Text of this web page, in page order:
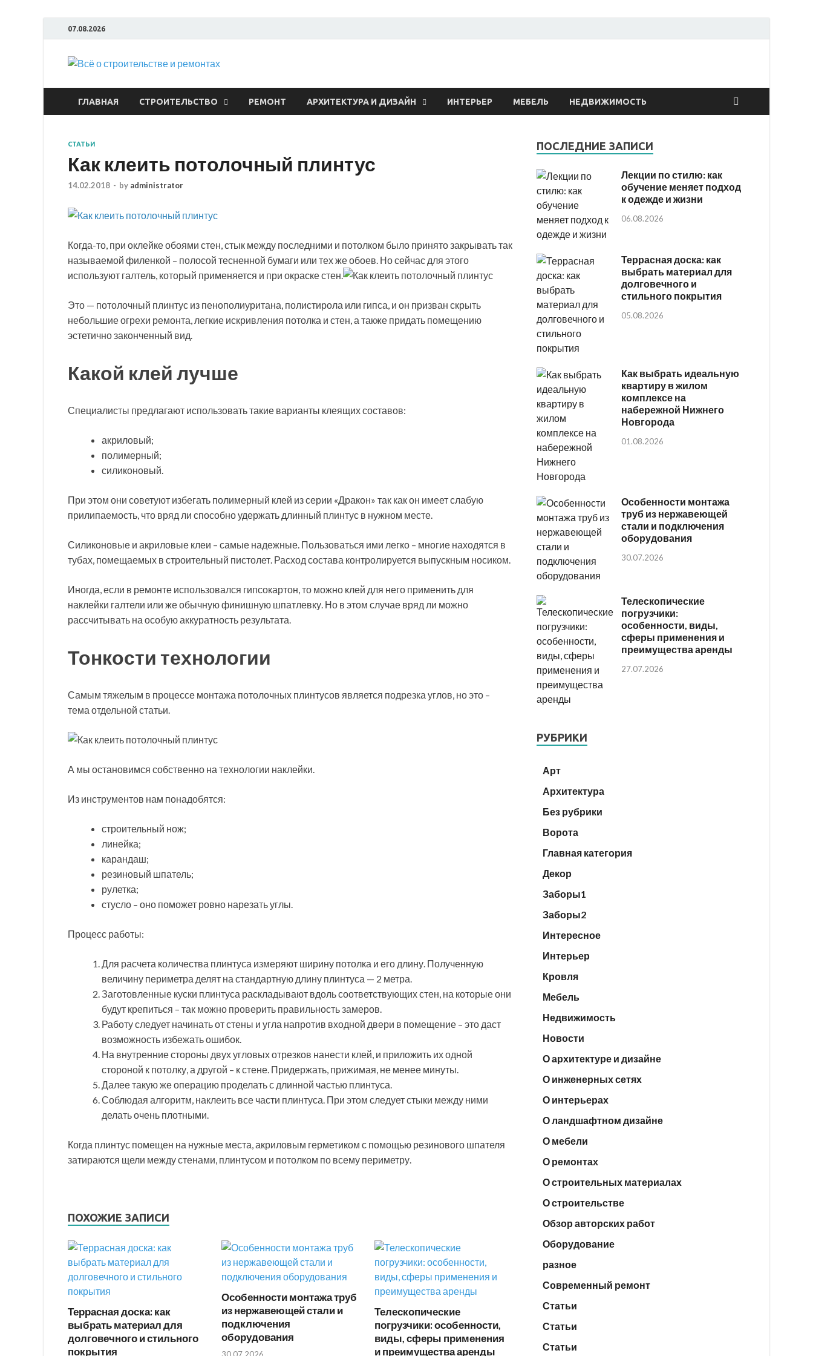
07.08.2026
Всё о строительстве и ремонтах
ГЛАВНАЯ СТРОИТЕЛЬСТВО РЕМОНТ АРХИТЕКТУРА И ДИЗАЙН ИНТЕРЬЕР МЕБЕЛЬ НЕДВИЖИМОСТЬ
СТАТЬИ
Как клеить потолочный плинтус
14.02.2018 - by administrator
Когда-то, при оклейке обоями стен, стык между последними и потолком было принято закрывать так
называемой филенкой – полосой тесненной бумаги или тех же обоев. Но сейчас для этого
используют галтель, который применяется и при окраске стен.
Это — потолочный плинтус из пенополиуритана, полистирола или гипса, и он призван скрыть
небольшие огрехи ремонта, легкие искривления потолка и стен, а также придать помещению
эстетично законченный вид.
Какой клей лучше
Специалисты предлагают использовать такие варианты клеящих составов:
акриловый;
полимерный;
силиконовый.
При этом они советуют избегать полимерный клей из серии «Дракон» так как он имеет слабую
прилипаемость, что вряд ли способно удержать длинный плинтус в нужном месте.
Силиконовые и акриловые клеи – самые надежные. Пользоваться ими легко – многие находятся в
тубах, помещаемых в строительный пистолет. Расход состава контролируется выпускным носиком.
Иногда, если в ремонте использовался гипсокартон, то можно клей для него применить для
наклейки галтели или же обычную финишную шпатлевку. Но в этом случае вряд ли можно
рассчитывать на особую аккуратность результата.
Тонкости технологии
Самым тяжелым в процессе монтажа потолочных плинтусов является подрезка углов, но это –
тема отдельной статьи.
А мы остановимся собственно на технологии наклейки.
Из инструментов нам понадобятся:
строительный нож;
линейка;
карандаш;
резиновый шпатель;
рулетка;
стусло – оно поможет ровно нарезать углы.
Процесс работы:
Для расчета количества плинтуса измеряют ширину потолка и его длину. Полученную
величину периметра делят на стандартную длину плинтуса — 2 метра.
Заготовленные куски плинтуса раскладывают вдоль соответствующих стен, на которые они
будут крепиться – так можно проверить правильность замеров.
Работу следует начинать от стены и угла напротив входной двери в помещение – это даст
возможность избежать ошибок.
На внутренние стороны двух угловых отрезков нанести клей, и приложить их одной
стороной к потолку, а другой – к стене. Придержать, прижимая, не менее минуты.
Далее такую же операцию проделать с длинной частью плинтуса.
Соблюдая алгоритм, наклеить все части плинтуса. При этом следует стыки между ними
делать очень плотными.
Когда плинтус помещен на нужные места, акриловым герметиком с помощью резинового шпателя
затираются щели между стенами, плинтусом и потолком по всему периметру.
ПОХОЖИЕ ЗАПИСИ
Террасная доска: как
выбрать материал для
долговечного и стильного
покрытия
Особенности монтажа труб
из нержавеющей стали и
подключения
оборудования
Телескопические
погрузчики: особенности,
виды, сферы применения
и преимущества аренды
ПОСЛЕДНИЕ ЗАПИСИ
Лекции по стилю: как
обучение меняет подход
к одежде и жизни
06.08.2026
Террасная доска: как
выбрать материал для
долговечного и
стильного покрытия
05.08.2026
Как выбрать идеальную
квартиру в жилом
комплексе на
набережной Нижнего
Новгорода
01.08.2026
Особенности монтажа
труб из нержавеющей
стали и подключения
оборудования
30.07.2026
Телескопические
погрузчики:
особенности, виды,
сферы применения и
преимущества аренды
27.07.2026
РУБРИКИ
Арт
Архитектура
Без рубрики
Ворота
Главная категория
Декор
Заборы1
Заборы2
Интересное
Интерьер
Кровля
Мебель
Недвижимость
Новости
О архитектуре и дизайне
О инженерных сетях
О интерьерах
О ландшафтном дизайне
О мебели
О ремонтах
О строительных материалах
О строительстве
Обзор авторских работ
Оборудование
разное
Современный ремонт
Статьи
Статьи
Статьи